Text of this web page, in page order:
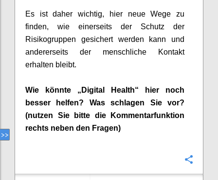
Es istdaherwichtig, hier neue Wege zu
finden, wie einerseits der Schutz der
Risikogruppen gesichert werden kann und
andererseits der menschliche Kontakt
erhalten bleibt.
Wie könnte „Digital Health“ hier noch
besser helfen? Was schlagen Sie vor?
(nutzen Sie bitte die Kommentarfunktion
rechts neben den Fragen)